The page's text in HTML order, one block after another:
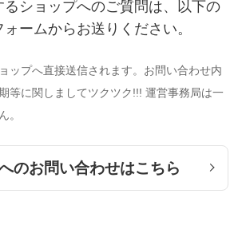
ショップへのご質問は、以下の
ームからお送りください。
ップへ直接送信されます。お問い合わせ内
等に関しましてツクツク!!! 運営事務局は一
。
のお問い合わせはこちら